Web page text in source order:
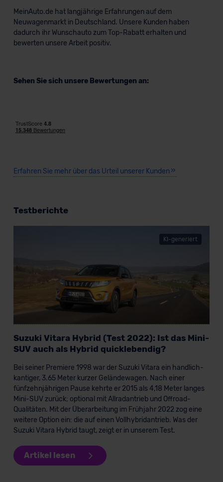
MeinAuto.de hat langjährige Erfahrungen auf dem
Neuwagenmarkt in Deutschland. Unsere Kunden haben
dadurch ihr Wunschauto zum Top-Rabatt erhalten und
bewerten unsere Arbeit positiv.
Sehen Sie sich unsere Bewertungen an:
Erfahren Sie mehr über das Urteil unserer Kunden
Testberichte
KI-generiert
Suzuki Vitara Hybrid (Test 2022): Ist das Mini-
SUV auch als Hybrid quicklebendig?
Bei seiner Premiere 1998 war der Suzuki Vitara ein handlich-
kantiger, 3.65 Meter kurzer Geländewagen. Nach einer
fünfzehnjährigen Pause kehrte er 2015 als 4,18 Meter langes
Mini-SUV zurück; optional mit Allradantrieb und Offroad-
Qualitäten. Mit der Überarbeitung im Frühjahr 2022 zog eine
weitere Option ein: die auf einen Vollhybridantrieb. Was der
Suzuki Vitara Hybrid taugt, zeigt er in unserem Test.
Artikel lesen